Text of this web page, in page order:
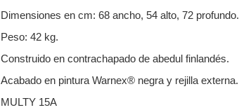
Dimensiones en cm: 68 ancho, 54 alto, 72 profundo.
Peso: 42 kg.
Construido en contrachapado de abedul finlandés.
Acabado en pintura Warnex® negra y rejilla externa.
MULTY 15A